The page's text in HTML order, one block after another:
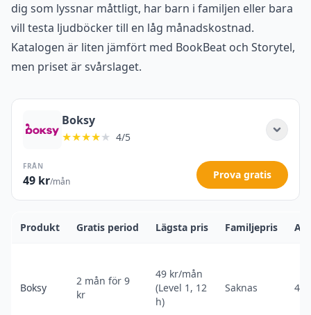
dig som lyssnar måttligt, har barn i familjen eller bara
vill testa ljudböcker till en låg månadskostnad.
Katalogen är liten jämfört med BookBeat och Storytel,
men priset är svårslaget.
Boksy
★★★★★ 4/5
FRÅN
49 kr/mån
Prova gratis
Produkt Gratis period Lägsta pris Familjepris
Boksy
2 mån för 9
kr
49 kr/mån
(Level 1, 12
h)
Saknas 40